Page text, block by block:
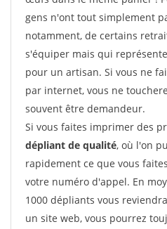
gens n'ont tout simplement
notamment, de certains
s'équiper mais qui
pour un artisan. Si vous ne
par internet, vous ne
souvent être demandeur.
Si vous faites imprimer des
dépliant de qualité, où l'on
rapidement ce que vous
votre numéro d'appel. En
1000 dépliants vous
un site web, vous pourrez